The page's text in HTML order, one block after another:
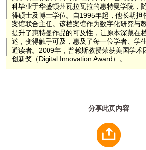
科毕业于华盛顿州瓦拉瓦拉的惠特曼学院，
得硕士及博士学位。自1995年起，他长期担
案馆联合主任。该档案馆作为数字化研究与
提升了惠特曼作品的可及性，让原本深藏在
述，变得触手可及，惠及了每一位学者、学
通读者。2009年，普赖斯教授荣获美国学术
创新奖（Digital Innovation Award）。
分享此页内容